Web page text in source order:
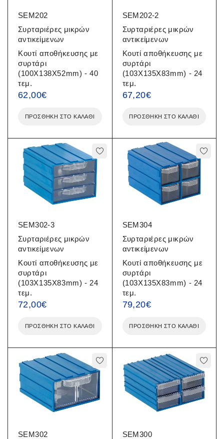
SEM202
Συρταριέρες μικρών
αντικείμενων
Κουτί αποθήκευσης με
συρτάρι
(100X138X52mm) - 40
τεμ.
62,00€
ΠΡΟΣΘΉΚΗ ΣΤΟ ΚΑΛΆΘΙ
SEM202-2
Συρταριέρες μικρών
αντικείμενων
Κουτί αποθήκευσης με
συρτάρι
(103X135X83mm) - 24
τεμ.
67,20€
ΠΡΟΣΘΉΚΗ ΣΤΟ ΚΑΛΆΘΙ
SEM302-3
Συρταριέρες μικρών
αντικείμενων
Κουτί αποθήκευσης με
συρτάρι
(103X135X83mm) - 24
τεμ.
72,00€
ΠΡΟΣΘΉΚΗ ΣΤΟ ΚΑΛΆΘΙ
SEM304
Συρταριέρες μικρών
αντικείμενων
Κουτί αποθήκευσης με
συρτάρι
(103X135X83mm) - 24
τεμ.
79,20€
ΠΡΟΣΘΉΚΗ ΣΤΟ ΚΑΛΆΘΙ
SEM302
SEM300